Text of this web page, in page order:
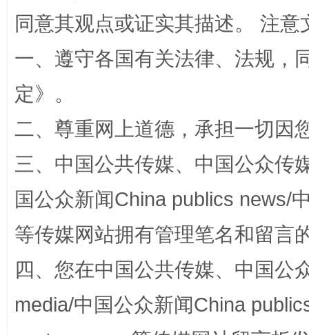
揭批美国五大"原罪" "
同意其观点或证实其描述。 注
一、遵守各国有关法律、法规，
定》。
二、尊重网上道德，承担一切因
三、中国公共传媒、中国公众传
国公众新闻China publics news/
等传媒网站拥有管理笔名和留言
四、您在中国公共传媒、中国公
media/中国公众新闻China